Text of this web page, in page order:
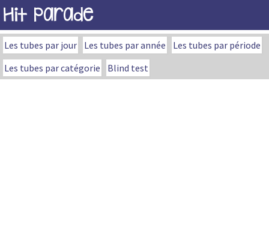
Hit Parade
Les tubes par jour Les tubes par année
Les tubes par période
Les tubes par catégorie
Blind test